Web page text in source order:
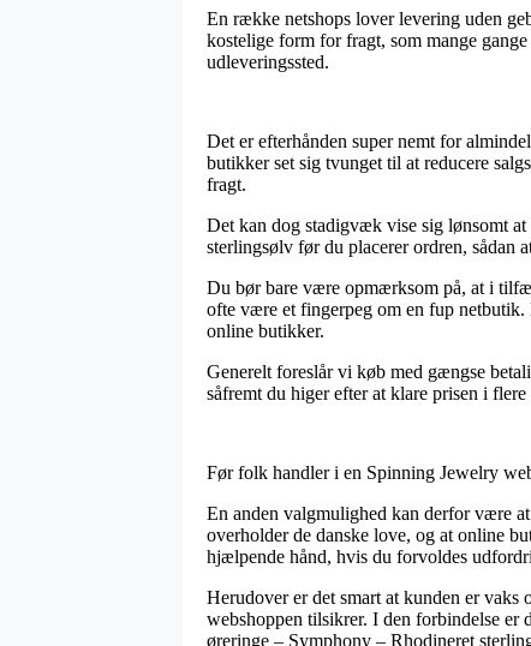
En række netshops lover levering uden
kostelige form for fragt, som mange
udleveringssted.
Det er efterhånden super nemt for
butikker set sig tvunget til at reducere
fragt.
Det kan dog stadigvæk vise sig lønsomt
sterlingsølv før du placerer ordren, sådan
Du bør bare være opmærksom på, at i
ofte være et fingerpeg om en fup netbutik.
online butikker.
Generelt foreslår vi køb med gængse
såfremt du higer efter at klare prisen i flere
Før folk handler i en Spinning Jewelry
En anden valgmulighed kan derfor være
overholder de danske love, og at online
hjælpende hånd, hvis du forvoldes
Herudover er det smart at kunden er
webshoppen tilsikrer. I den forbindelse er
øreringe – Symphony – Rhodineret